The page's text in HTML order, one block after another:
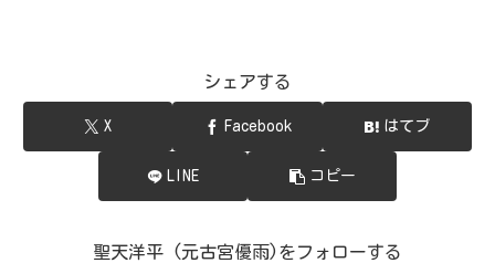
シェアする
X Facebook はてブ
LINE コピー
聖天洋平 (元古宮優雨)をフォローする